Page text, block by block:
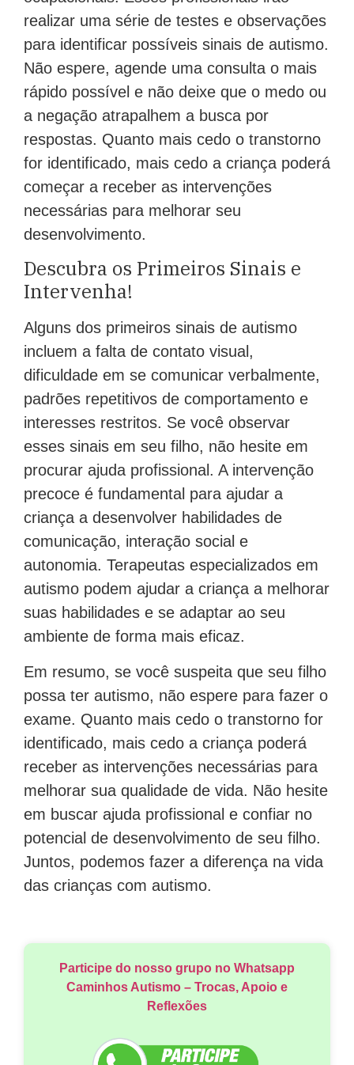
realizar uma série de testes e observações
para identificar possíveis sinais de autismo.
Não espere, agende uma consulta o mais
rápido possível e não deixe que o medo ou
a negação atrapalhem a busca por
respostas. Quanto mais cedo o transtorno
for identificado, mais cedo a criança poderá
começar a receber as intervenções
necessárias para melhorar seu
desenvolvimento.
Descubra os Primeiros Sinais e
Intervenha!
Alguns dos primeiros sinais de autismo
incluem a falta de contato visual,
dificuldade em se comunicar verbalmente,
padrões repetitivos de comportamento e
interesses restritos. Se você observar
esses sinais em seu filho, não hesite em
procurar ajuda profissional. A intervenção
precoce é fundamental para ajudar a
criança a desenvolver habilidades de
comunicação, interação social e
autonomia. Terapeutas especializados em
autismo podem ajudar a criança a melhorar
suas habilidades e se adaptar ao seu
ambiente de forma mais eficaz.
Em resumo, se você suspeita que seu filho
possa ter autismo, não espere para fazer o
exame. Quanto mais cedo o transtorno for
identificado, mais cedo a criança poderá
receber as intervenções necessárias para
melhorar sua qualidade de vida. Não hesite
em buscar ajuda profissional e confiar no
potencial de desenvolvimento de seu filho.
Juntos, podemos fazer a diferença na vida
das crianças com autismo.
Participe do nosso grupo no Whatsapp
Caminhos Autismo – Trocas, Apoio e
Reflexões